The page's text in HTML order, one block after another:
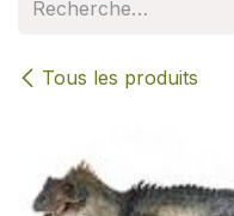
Tous les produits